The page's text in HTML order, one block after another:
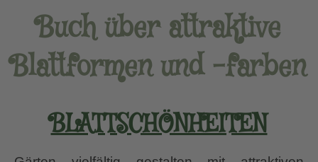
Buch über attraktive
Blattformen und -farben
BLATTSCHÖNHEITEN